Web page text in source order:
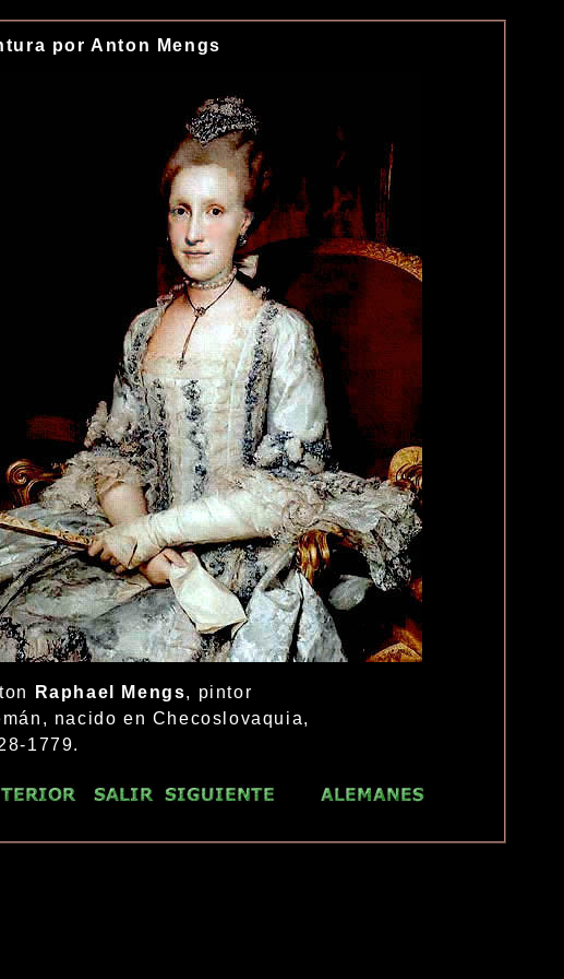
por Anton Mengs
Raphael Mengs, pintor
nacido en Checoslovaquia,
1779.